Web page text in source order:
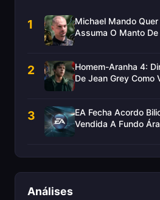
1
Michael Mando
Assuma O Manto De
2
Homem-Aranha 4:
De Jean Grey Como
3
EA Fecha Acordo
Vendida A Fundo
Análises